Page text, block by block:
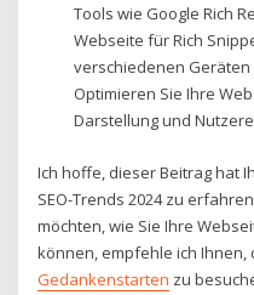
Tools wie Google Rich
Webseite für Rich
verschiedenen
Optimieren Sie Ihre
Darstellung und
Ich hoffe, dieser Beitrag hat
SEO-Trends 2024 zu
möchten, wie Sie Ihre
können, empfehle ich Ihnen,
Gedankenstarten zu